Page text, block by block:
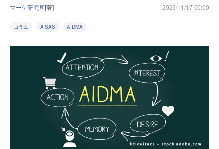
マーケ研究所[著] 2023/11/17 00:00
コラム AISAS AIDMA